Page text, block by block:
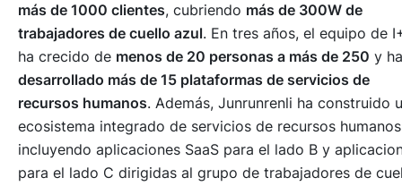
más de 1000 clientes, cubriendo más de 300W de
trabajadores de cuello azul. En tres años, el equipo de
ha crecido de menos de 20 personas a más de 250 y ha
desarrollado más de 15 plataformas de servicios de
recursos humanos. Además, Junrunrenli ha construido
ecosistema integrado de servicios de recursos
incluyendo aplicaciones SaaS para el lado B y
para el lado C dirigidas al grupo de trabajadores de